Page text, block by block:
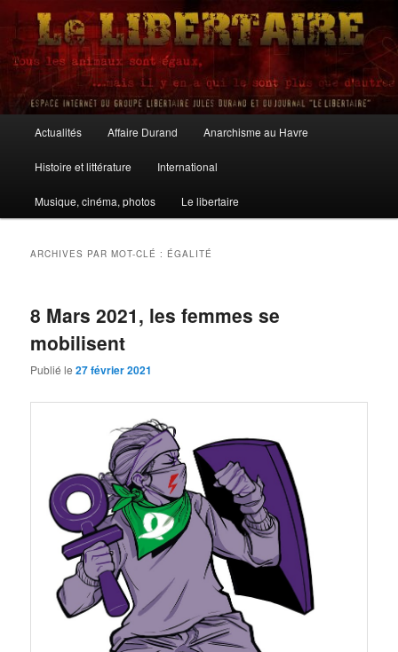
Aller
contenu
principal
Aller
contenu
secondaire
Le Libertaire
principal
Actualités Affaire Durand Anarchisme au Havre
Histoire et littérature International
Musique, cinéma, photos Le libertaire
ARCHIVES PAR MOT-CLÉ : ÉGALITÉ
8 Mars 2021, les femmes se
mobilisent
Publié le27 février 2021